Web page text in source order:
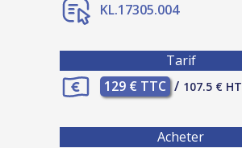
KL.17305.004
Tarif
129 € TTC / 107.5 € HT
Acheter